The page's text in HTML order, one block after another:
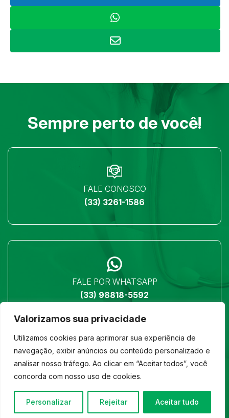
Valorizamos sua privacidade
Utilizamos cookies para aprimorar sua experiência de
navegação, exibir anúncios ou conteúdo personalizado e
analisar nosso tráfego. Ao clicar em “Aceitar todos”, você
concorda com nosso uso de cookies.
Personalizar Rejeitar Aceitar tudo
Sempre perto de você!
FALE CONOSCO
(33) 3261-1586
FALE POR WHATSAPP
(33) 98818-5592
LOCALIZAÇÃO